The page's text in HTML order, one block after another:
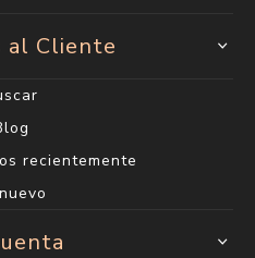
al Cliente
recientemente